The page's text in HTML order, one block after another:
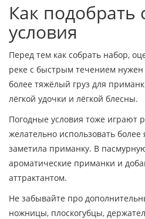
Как подобрать
условия
Перед тем как собрать набор,
реке с быстрым течением
более тяжёлый груз для
лёгкой удочки и лёгкой блесны.
Погодные условия тоже играют
желательно использовать
заметила приманку. В
ароматические приманки и
аттрактантом.
Не забывайте про
ножницы, плоскогубцы,